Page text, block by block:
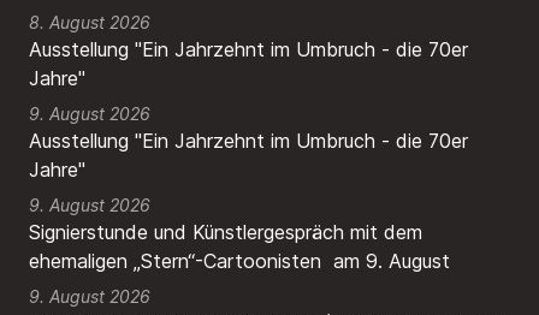
8. August 2026
Ausstellung "Ein Jahrzehnt im Umbruch - die 70er
Jahre"
9. August 2026
Ausstellung "Ein Jahrzehnt im Umbruch - die 70er
Jahre"
9. August 2026
Signierstunde und Künstlergespräch mit dem
ehemaligen „Stern“-Cartoonisten am 9. August
9. August 2026